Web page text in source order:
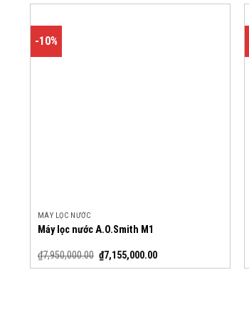
-10%
MÁY LỌC NƯỚC
Máy lọc nước A.O.Smith M1
₫7,950,000.00 ₫7,155,000.00